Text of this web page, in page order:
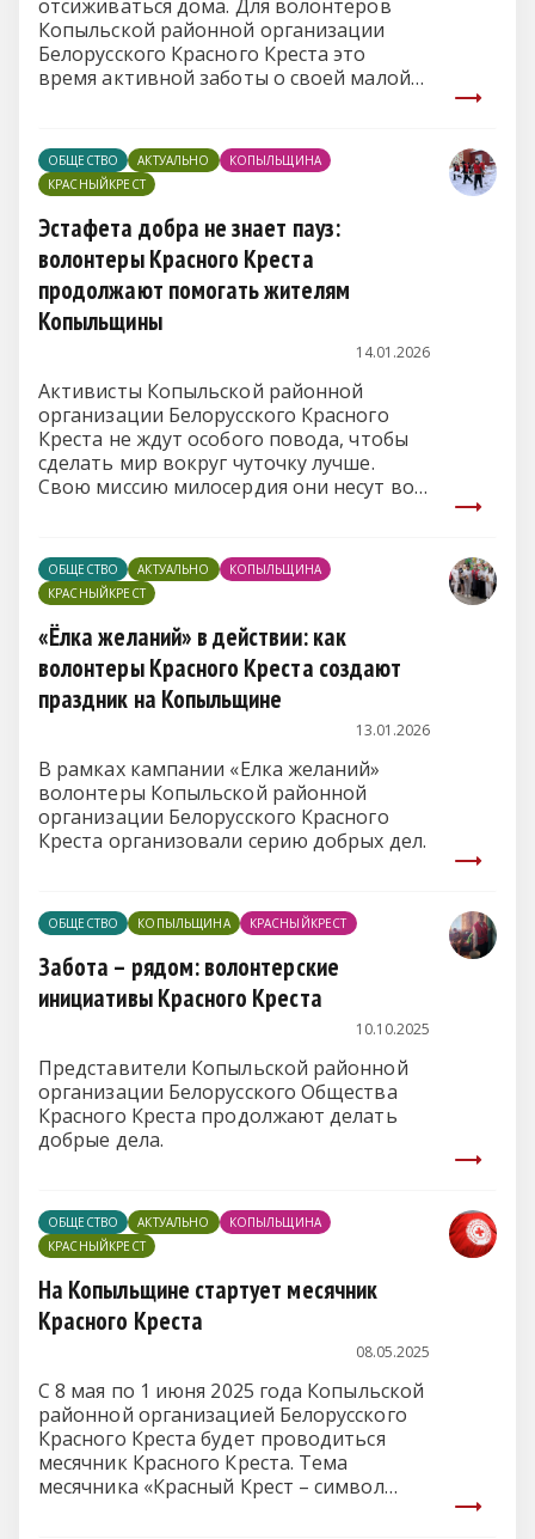
отсиживаться дома. Для волонтеров
Копыльской районной организации
Белорусского Красного Креста это
время активной заботы о своей малой
ОБЩЕСТВО АКТУАЛЬНО
КОПЫЛЬЩИНА
КРАСНЫЙКРЕСТ
Эстафета добра не знает пауз:
волонтеры Красного Креста
продолжают помогать жителям
Копыльщины
14.01.2026
Активисты Копыльской районной
организации Белорусского Красного
Креста не ждут особого повода, чтобы
сделать мир вокруг чуточку лучше.
Свою миссию милосердия они несут во
ОБЩЕСТВО АКТУАЛЬНО
КОПЫЛЬЩИНА
КРАСНЫЙКРЕСТ
«Ёлка желаний» в действии: как
волонтеры Красного Креста создают
праздник на Копыльщине
13.01.2026
В рамках кампании «Елка желаний»
волонтеры Копыльской районной
организации Белорусского Красного
Креста организовали серию добрых дел.
ОБЩЕСТВО КОПЫЛЬЩИНА КРАСНЫЙКРЕСТ
Забота – рядом: волонтерские
инициативы Красного Креста
10.10.2025
Представители Копыльской районной
организации Белорусского Общества
Красного Креста продолжают делать
добрые дела.
ОБЩЕСТВО АКТУАЛЬНО
КОПЫЛЬЩИНА
КРАСНЫЙКРЕСТ
На Копыльщине стартует месячник
Красного Креста
08.05.2025
С 8 мая по 1 июня 2025 года Копыльской
районной организацией Белорусского
Красного Креста будет проводиться
месячник Красного Креста. Тема
месячника «Красный Крест – символ